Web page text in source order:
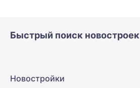
Быстрый поиск новостроек
Новостройки